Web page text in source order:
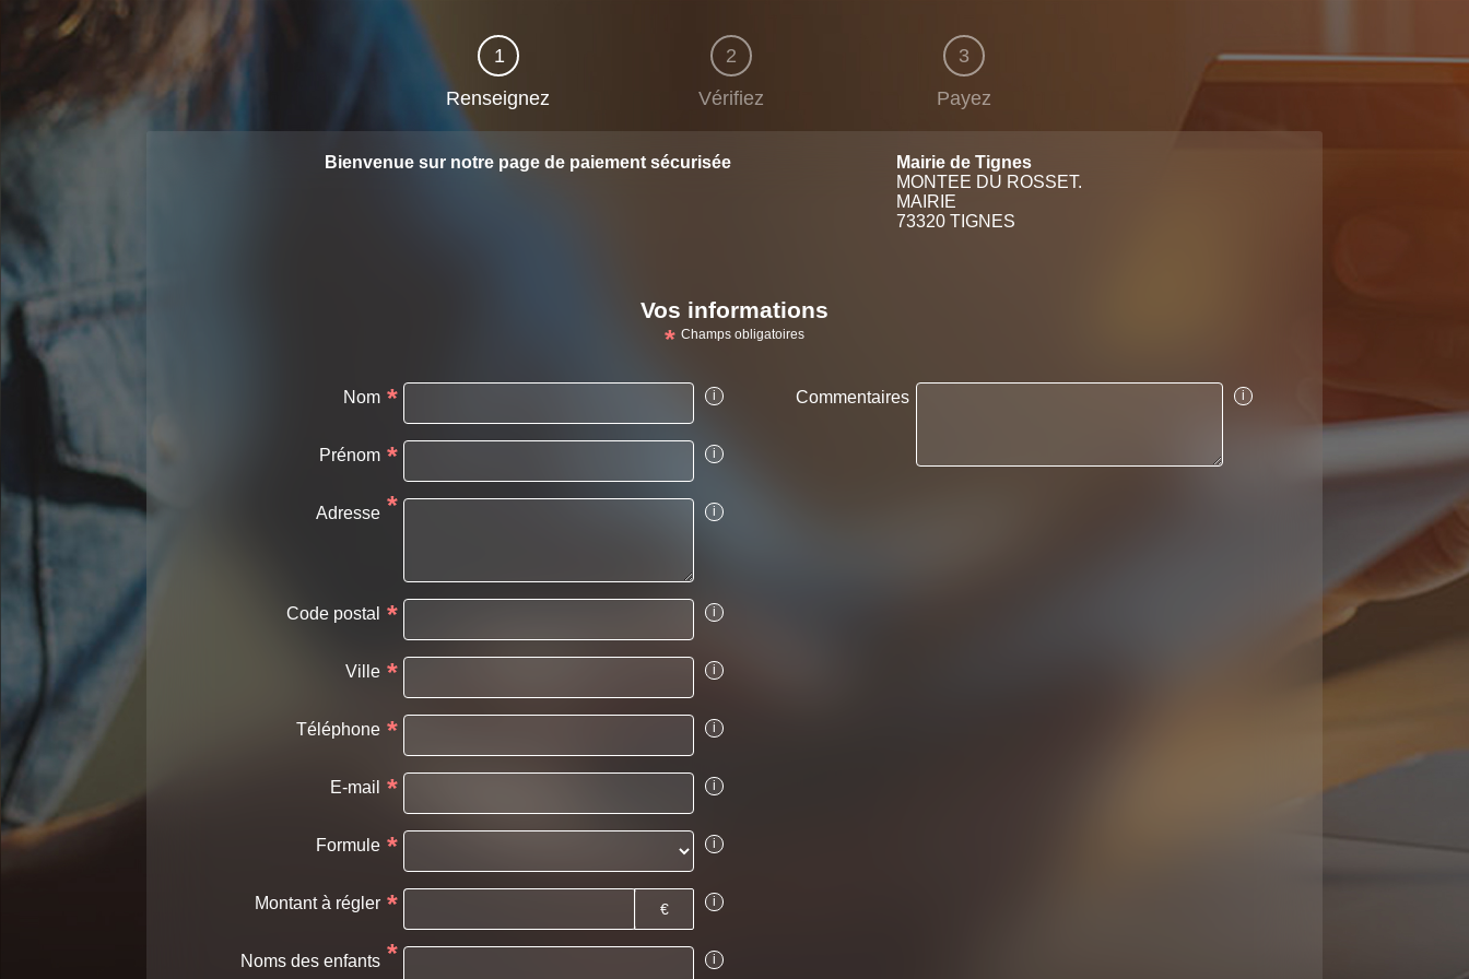
1
Renseignez
2
Vérifiez
3
Payez
Bienvenue sur notre page de paiement sécurisée
Mairie de Tignes
MONTEE DU ROSSET.
MAIRIE
73320 TIGNES
Vos informations
* Champs obligatoires
Nom * i
Prénom * i
Adresse * i
Code postal * i
Ville * i
Téléphone * i
E-mail * i
Formule * i
Montant à régler * € i
Noms des enfants * i
Commentaires i